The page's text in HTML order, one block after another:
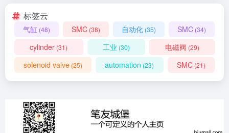
标签云
气缸 (48) SMC (38) 自动化 (35) SMC (34)
cylinder (31) 工业 (30) 电磁阀 (29)
solenoid valve (25) automation (23) SMC(21)